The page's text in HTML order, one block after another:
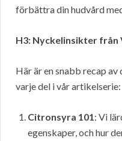
förbättra din hudvård
H3: Nyckelinsikter från
Här är en snabb recap
varje del i vår artikelserie:
Citronsyra 101 : Vi
egenskaper, och hur